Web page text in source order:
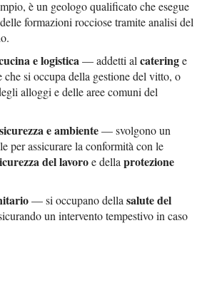
è un geologo qualificato che esegue
formazioni rocciose tramite analisi del
e logistica— addetti alcateringe
che si occupa della gestione del vitto, o
alloggi e delle aree comuni del
e ambiente— svolgono un
per assicurare la conformità con le
del lavoroe dellaprotezione
— si occupano dellasalute del
un intervento tempestivo in caso